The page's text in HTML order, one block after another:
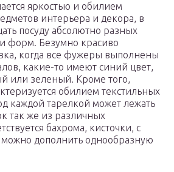
яркостью и обилием
интерьера и декора, в
посуду абсолютно разных
форм. Безумно красиво
когда все фужеры выполнены
какие-то имеют синий цвет,
или зеленый. Кроме того,
обилием текстильных
каждой тарелкой может лежать
так же из различных
бахрома, кисточки, с
дополнить однообразную